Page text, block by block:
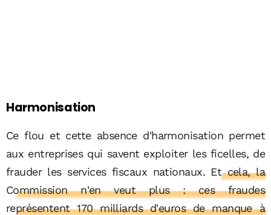
Harmonisation
Ce flou et cette absence d'harmonisation permet
aux entreprises qui savent exploiter les ficelles, de
frauder les services fiscaux nationaux. Et cela, la
Commission n'en veut plus : ces fraudes
représentent 170 milliards d'euros de manque à